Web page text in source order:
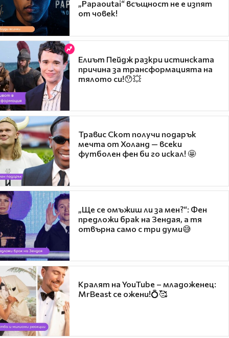
„Papaoutai“ всъщност не е изпят
от човек!
Елиът Пейдж разкри истинската
причина за трансформацията на
тялото си!😯💥
Травис Скот получи подарък
мечта от Холанд — всеки
футболен фен би го искал! 🤩
„Ще се омъжиш ли за мен?“: Фен
предложи брак на Зендая, а тя
отвърна само с три думи😅
Кралят на YouTube – младоженец:
MrBeast се ожени!💍🥰